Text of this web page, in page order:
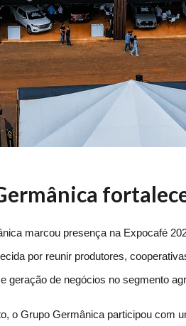
marcou presença na Expocafé
por reunir produtores,
geração de negócios no segmento
o Grupo Germânica participou com